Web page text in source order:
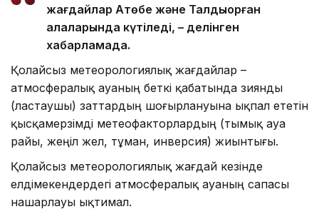
жағдайлар Ақтөбе және Талдықорған
қалаларында күтіледі, – делінген
хабарламада.
Қолайсыз метеорологиялық жағдайлар –
атмосфералық ауаның беткі қабатында зиянды
(ластаушы) заттардың шоғырлануына ықпал ететін
қысқамерзімді метеофакторлардың (тымық ауа
райы, жеңіл жел, тұман, инверсия) жиынтығы.
Қолайсыз метеорологиялық жағдай кезінде
елдімекендердегі атмосфералық ауаның сапасы
нашарлауы ықтимал.